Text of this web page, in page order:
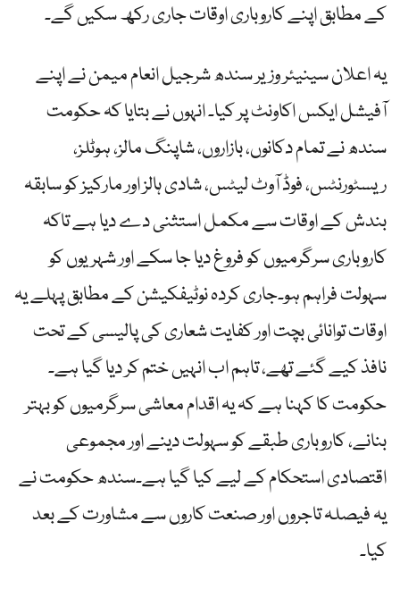
کے مطابق اپنے کاروباری اوقات جاری رکھ سکیں گے۔
یہ اعلان سینیئر وزیر سندھ شرجیل انعام میمن نے اپنے
آفیشل ایکس اکاونٹ پر کیا۔ انہوں نے بتایا کہ حکومت
سندھ نے تمام دکانوں، بازاروں، شاپنگ مالز، ہوٹلز،
ریسٹورنٹس، فوڈ آوٹ لیٹس، شادی ہالز اور مارکیز کو سابقہ
بندش کے اوقات سے مکمل استثنی دے دیا ہے تاکہ
کاروباری سرگرمیوں کو فروغ دیا جا سکے اور شہریوں کو
سہولت فراہم ہو۔جاری کردہ نوٹیفکیشن کے مطابق پہلے یہ
اوقات توانائی بچت اور کفایت شعاری کی پالیسی کے تحت
نافذ کیے گئے تھے، تاہم اب انہیں ختم کر دیا گیا ہے۔
حکومت کا کہنا ہے کہ یہ اقدام معاشی سرگرمیوں کو بہتر
بنانے، کاروباری طبقے کو سہولت دینے اور مجموعی
اقتصادی استحکام کے لیے کیا گیا ہے۔سندھ حکومت نے
یہ فیصلہ تاجروں اور صنعت کاروں سے مشاورت کے بعد
کیا۔